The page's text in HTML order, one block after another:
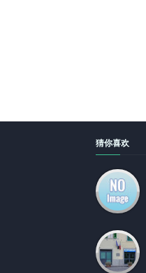
猜你喜欢